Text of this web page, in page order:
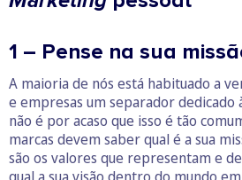
1 – Pense na sua
A maioria de nós está habituado a
e empresas um separador dedicado
não é por acaso que isso é tão
marcas devem saber qual é a sua
são os valores que representam e